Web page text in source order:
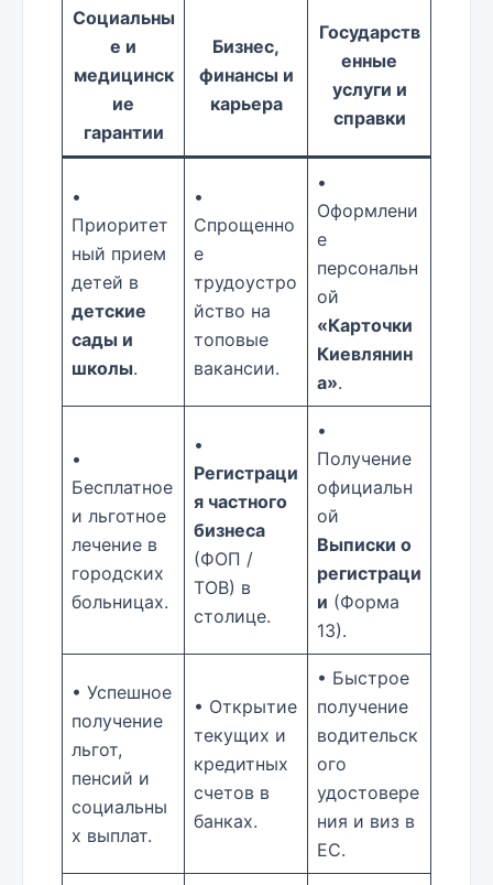
Социальны
е и
медицинск
ие
гарантии
Бизнес,
финансы и
карьера
Государств
енные
услуги и
справки
•
Приоритет
ный прием
детей в
детские
сады и
школы.
•
Спрощенно
е
трудоустро
йство на
топовые
вакансии.
•
Оформлени
е
персональн
ой
«Карточки
Киевлянин
а».
•
Бесплатное
и льготное
лечение в
городских
больницах.
•
Регистраци
я частного
бизнеса
(ФОП /
ТОВ) в
столице.
•
Получение
официальн
ой
Выписки о
регистраци
и (Форма
13).
• Успешное
получение
льгот,
пенсий и
социальны
х выплат.
• Открытие
текущих и
кредитных
счетов в
банках.
• Быстрое
получение
водительск
ого
удостовере
ния и виз в
ЕС.